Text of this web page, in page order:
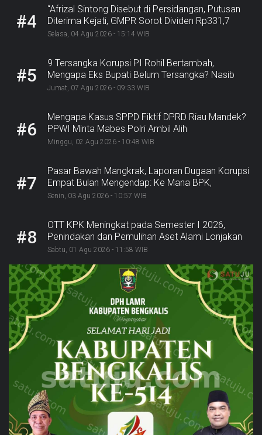
#4
“Afrizal Sintong Disebut di Persidangan, Putusan
Diterima Kejati, GMPR Sorot Dividen Rp331,7
Miliar”
Selasa, 04 Agu 2026 - 15:14 WIB
#5
9 Tersangka Korupsi PI Rohil Bertambah,
Mengapa Eks Bupati Belum Tersangka? Nasib
Rp9,2 Miliar
Jumat, 07 Agu 2026 - 09:33 WIB
#6
Mengapa Kasus SPPD Fiktif DPRD Riau Mandek?
PPWI Minta Mabes Polri Ambil Alih
Minggu, 02 Agu 2026 - 10:48 WIB
#7
Pasar Bawah Mangkrak, Laporan Dugaan Korupsi
Empat Bulan Mengendap: Ke Mana BPK,
Inspektorat, dan Kejaksaan?
Senin, 03 Agu 2026 - 10:57 WIB
#8
OTT KPK Meningkat pada Semester I 2026,
Penindakan dan Pemulihan Aset Alami Lonjakan
Sabtu, 01 Agu 2026 - 11:58 WIB